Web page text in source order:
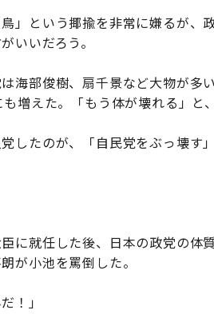
」という揶揄を非常に嫌るが、
いいだろう。
海部俊樹、扇千景など大物が多
増えた。「もう体が壊れる」と
したのが、「自民党をぶっ壊す
に就任した後、日本の政党の体
が小池を罵倒した。
！」